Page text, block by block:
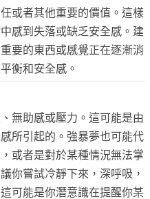
或者其他重要的價值。這樣
感到失落或缺乏安全感。建
要的東西或感覺正在逐漸消
衡和安全感。
無助感或壓力。這可能是由
所引起的。強暴夢也可能代
或者是對於某種情況無法掌
你嘗試冷靜下來，深呼吸，
可能是你潛意識在提醒你某